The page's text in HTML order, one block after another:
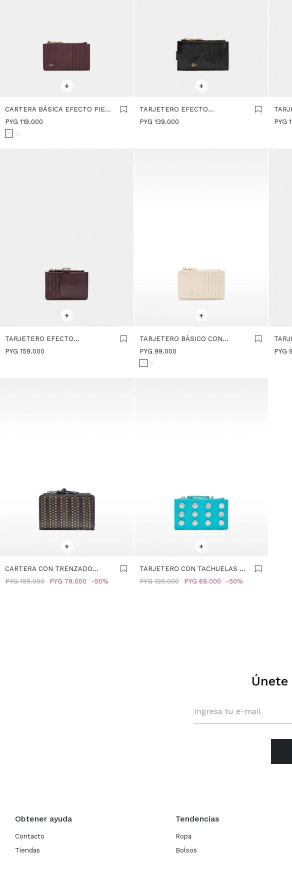
+
CARTERA BÁSICA EFECTO PIEL
- BURDEOS
PYG 119.000
+
TARJETERO EFECTO
CRAQUELADO - NEGRO
PYG 139.000
TEJA
PYG
+
TARJETERO EFECTO
CRAQUELADO - BURDEOS
PYG 159.000
+
TARJETERO BÁSICO CON
TEXTURA - BEIGE
PYG 99.000 PYG
+
CARTERA CON TRENZADO
MULTICOLOR - AZUL-MARINO
PYG 79.000
PYG 159.000 50
+
TARJETERO CON TACHUELAS -
VERDE
PYG 69.000
PYG 139.000 50
Obtener ayuda
Contacto
Tiendas
Tendencias
Ropa
Bolsos